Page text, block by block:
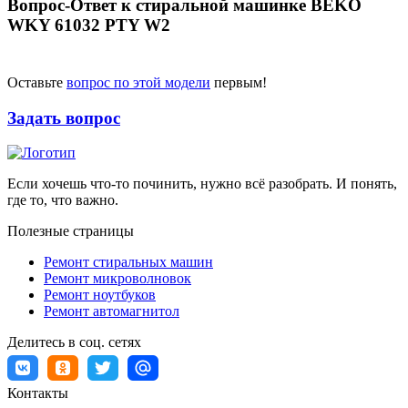
Вопрос-Ответ к стиральной машинке BEKO
WKY 61032 PTY W2
Оставьте вопрос по этой модели первым!
Задать вопрос
Если хочешь что-то починить, нужно всё разобрать. И понять,
где то, что важно.
Полезные страницы
Ремонт стиральных машин
Ремонт микроволновок
Ремонт ноутбуков
Ремонт автомагнитол
Делитесь в соц. сетях
Контакты